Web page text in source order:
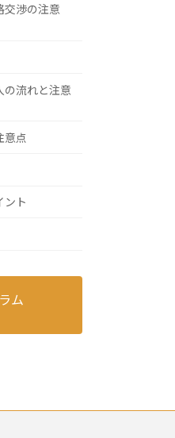
交渉の注意
の流れと注意
意点
ント
ム